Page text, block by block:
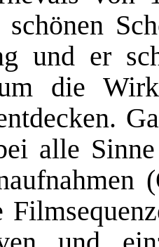
schönen
und er
die
alle